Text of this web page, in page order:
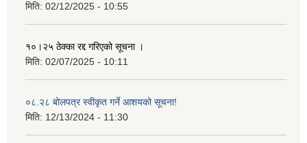
मिति: 02/12/2025 - 10:55
१०।२५ ठेक्का रद्द गरिएको सूचना ।
मिति: 02/07/2025 - 10:11
०८.२८ बोलपत्र स्वीकृत गर्ने आशयको सूचना!
मिति: 12/13/2024 - 11:30